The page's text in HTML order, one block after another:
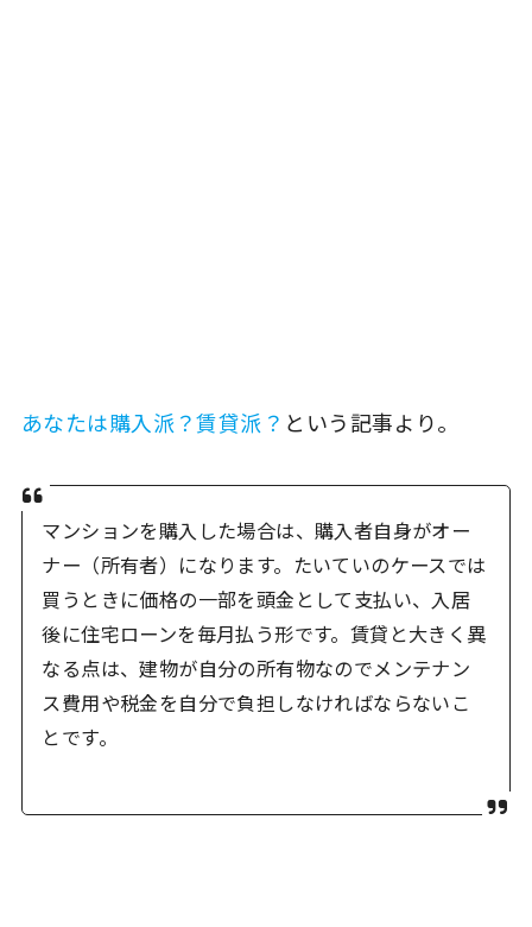
あなたは購入派？賃貸派？ という記事より。
マンションを購入した場合は、購入者自身がオー
ナー（所有者）になります。たいていのケースでは
買うときに価格の一部を頭金として支払い、入居
後に住宅ローンを毎月払う形です。賃貸と大きく異
なる点は、建物が自分の所有物なのでメンテナン
ス費用や税金を自分で負担しなければならないこ
とです。